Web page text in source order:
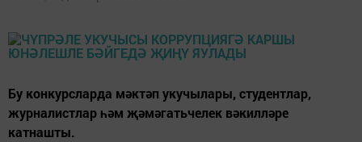
Бу конкурсларда мәктәп укучылары, студентлар,
журналистлар һәм җәмәгатьчелек вәкилләре
катнашты.